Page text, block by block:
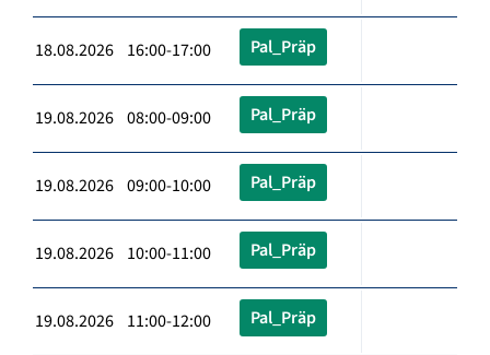
18.08.2026 16:00-17:00 Pal_Präp
19.08.2026 08:00-09:00 Pal_Präp
19.08.2026 09:00-10:00 Pal_Präp
19.08.2026 10:00-11:00 Pal_Präp
19.08.2026 11:00-12:00 Pal_Präp